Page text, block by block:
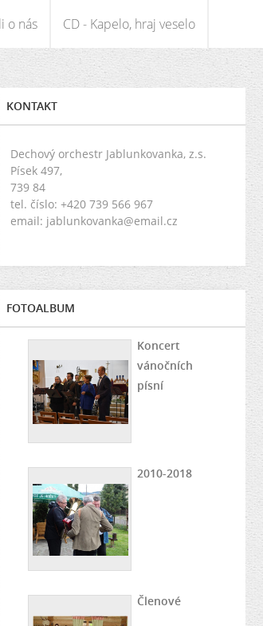
o nás CD - Kapelo, hraj veselo
KONTAKT
Dechový orchestr Jablunkovanka, z.s.
Písek 497,
739 84
tel. číslo: +420 739 566 967
email: jablunkovanka@email.cz
FOTOALBUM
Koncert
vánočních
písní
2010-2018
Členové